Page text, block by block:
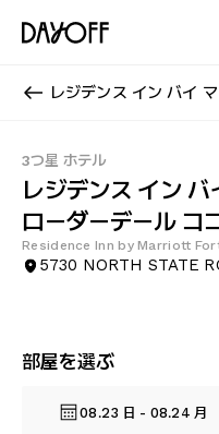
3つ星 ホテル
レジデンス イン
ローダーデール コ
Residence Inn by Marriott
5730 NORTH STATE
部屋を選ぶ
08.23 日 - 08.24 月